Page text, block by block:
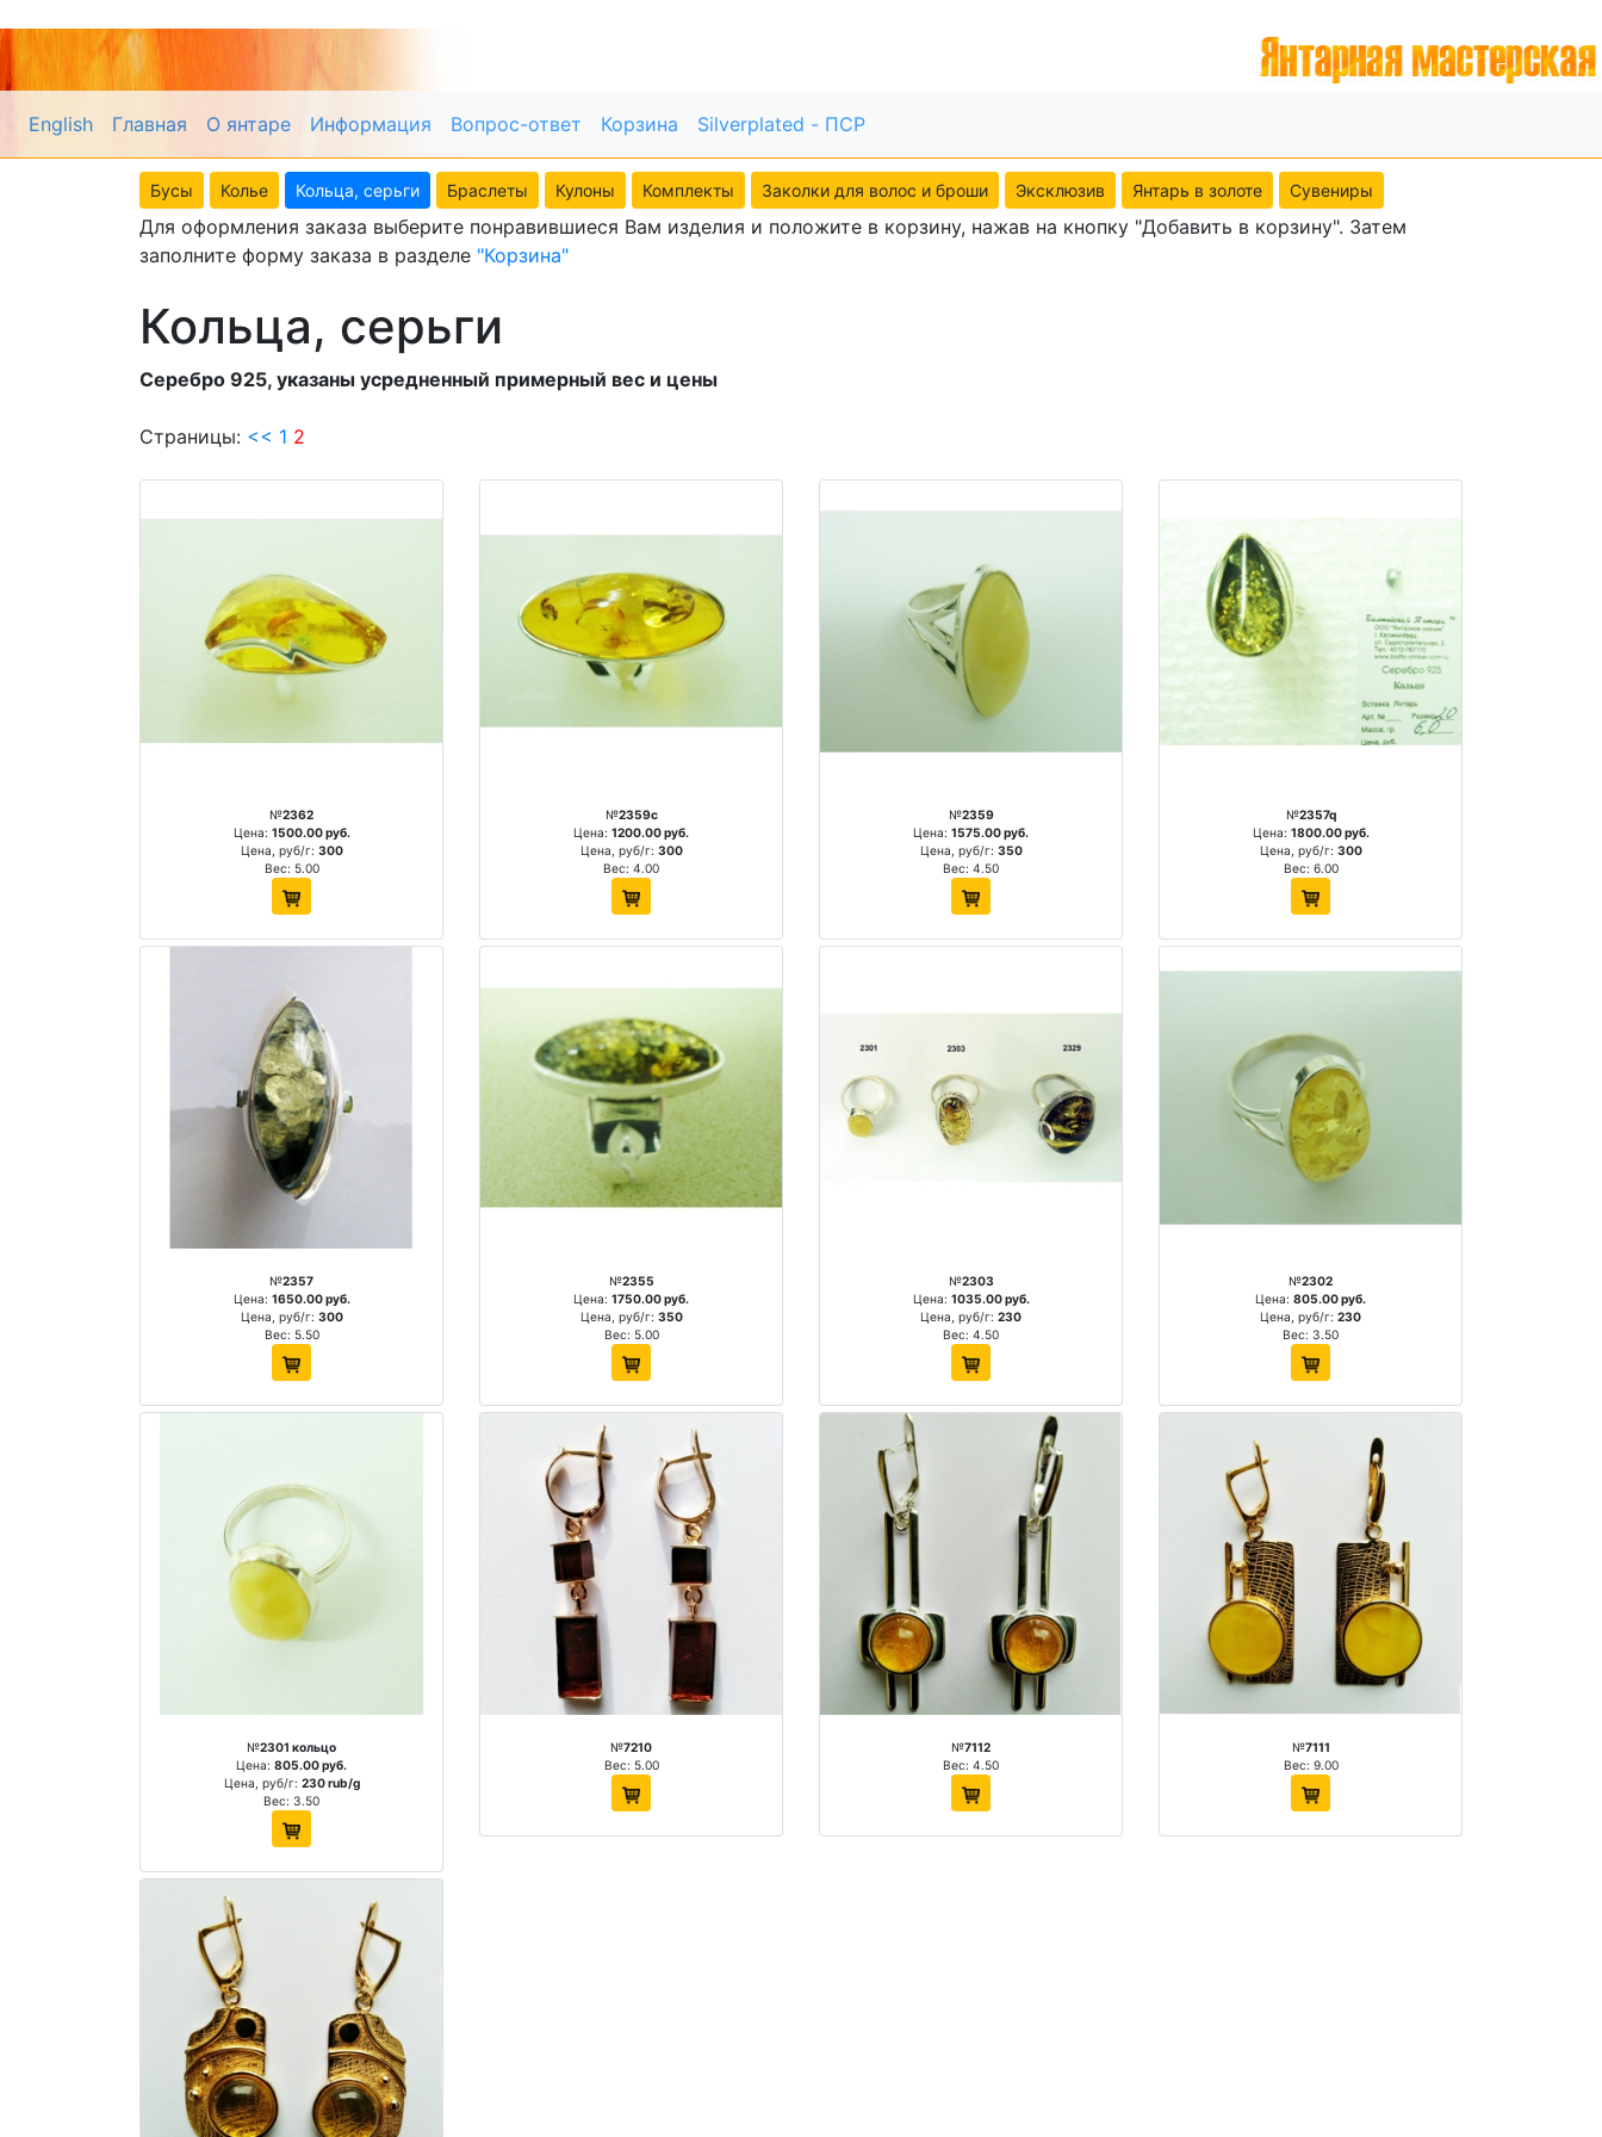
English Главная О янтаре Информация Вопрос-ответ Корзина Silverplated - ПСР
Бусы Колье Кольца, серьги Браслеты Кулоны Комплекты Заколки для волос и броши Эксклюзив Янтарь в золоте Сувениры
Для оформления заказа выберите понравившиеся Вам изделия и положите в корзину, нажав на кнопку "Добавить в корзину". Затем
заполните форму заказа в разделе "Корзина"
Кольца, серьги
Серебро 925, указаны усредненный примерный вес и цены
Страницы: << 1 2
№2362
Цена: 1500.00 руб.
Цена, руб/г: 300
Вес: 5.00
№2359c
Цена: 1200.00 руб.
Цена, руб/г: 300
Вес: 4.00
№2359
Цена: 1575.00 руб.
Цена, руб/г: 350
Вес: 4.50
№2357q
Цена: 1800.00 руб.
Цена, руб/г: 300
Вес: 6.00
№2357
Цена: 1650.00 руб.
Цена, руб/г: 300
Вес: 5.50
№2355
Цена: 1750.00 руб.
Цена, руб/г: 350
Вес: 5.00
№2303
Цена: 1035.00 руб.
Цена, руб/г: 230
Вес: 4.50
№2302
Цена: 805.00 руб.
Цена, руб/г: 230
Вес: 3.50
№2301 кольцо
Цена: 805.00 руб.
Цена, руб/г: 230 rub/g
Вес: 3.50
№7210
Вес: 5.00
№7112
Вес: 4.50
№7111
Вес: 9.00